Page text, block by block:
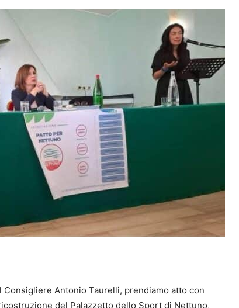
Consigliere Antonio Taurelli, prendiamo atto con
del Palazzetto dello Sport di Nettuno,